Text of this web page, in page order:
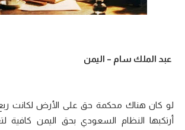
عبد الملك سام – اليمن
لو كان هناك محكمة حق على الأرض لكانت ربع
أرتكبها النظام السعودي بحق اليمن كافية